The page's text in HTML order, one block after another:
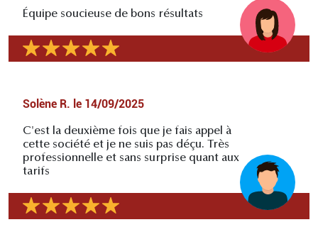
Équipe soucieuse de bons résultats
Solène R. le 14/09/2025
C'est la deuxième fois que je fais appel à
cette société et je ne suis pas déçu. Très
professionnelle et sans surprise quant aux
tarifs